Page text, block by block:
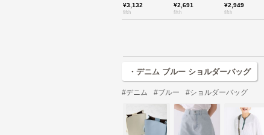
¥3,132
fifth
¥2,691
fifth
¥2,949
fifth
・デニム ブルー ショルダーバッグ
#デニム #ブルー #ショルダーバッグ